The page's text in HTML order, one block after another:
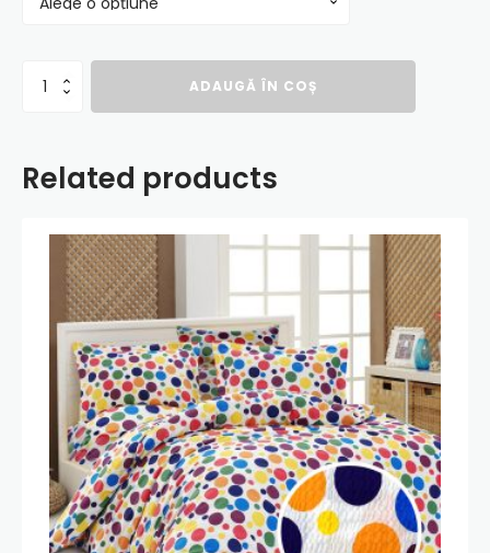
Cantitate
LENJERIE
PERCALLE
IMPRIMAT
ADAUGĂ ÎN COȘ
Related products
Adauga
cos